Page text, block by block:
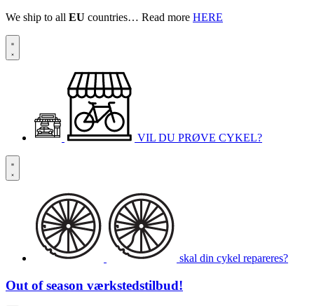
We ship to all EU countries… Read more HERE
VIL DU PRØVE CYKEL?
skal din cykel repareres?
Out of season værkstedstilbud!